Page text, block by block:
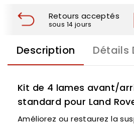
Retours acceptés
sous 14 jours
Description Détails
Kit de 4 lames avant/
standard pour Land
Améliorez ou restaurez la